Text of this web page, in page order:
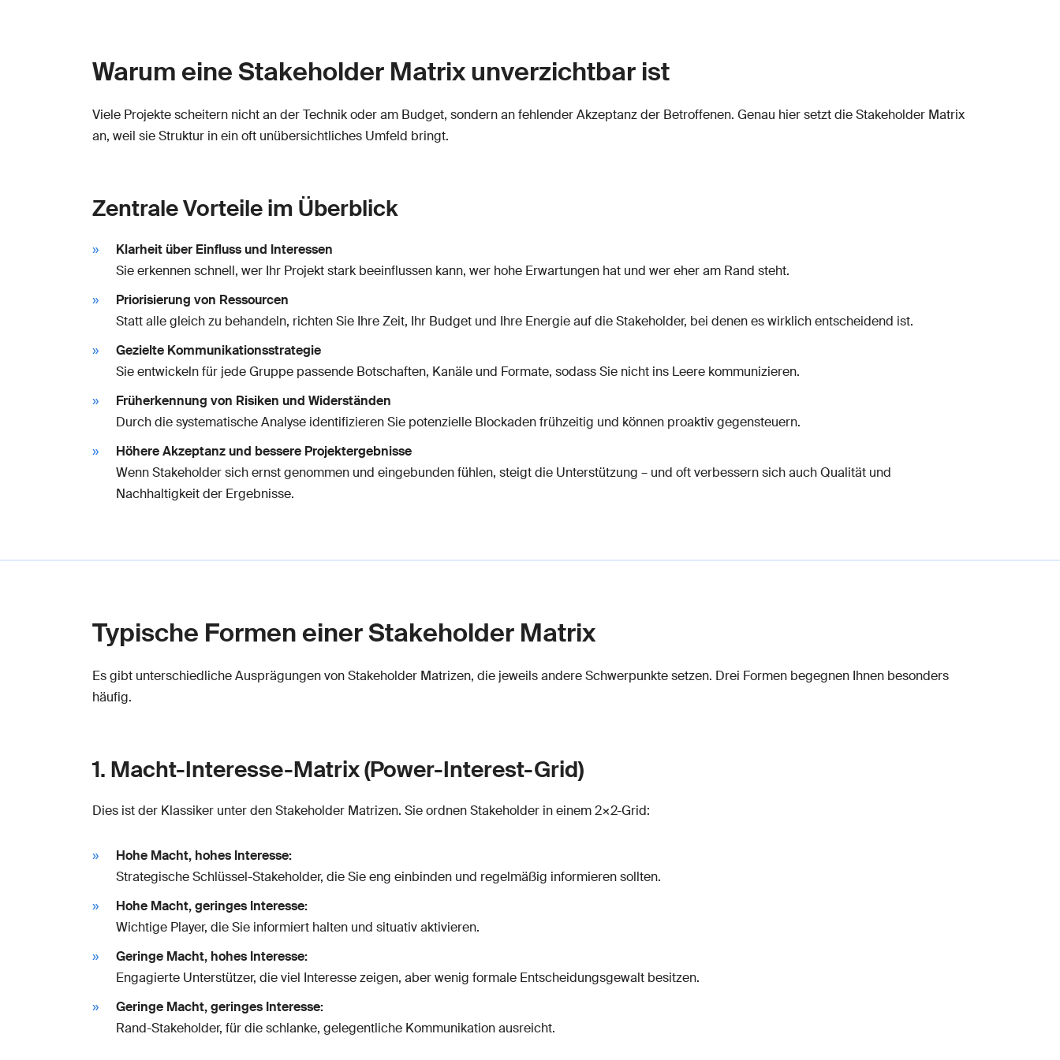
Warum eine Stakeholder Matrix unverzichtbar ist
Viele Projekte scheitern nicht an der Technik oder am Budget, sondern an fehlender Akzeptanz der Betroffenen. Genau hier setzt die Stakeholder Matrix
an, weil sie Struktur in ein oft unübersichtliches Umfeld bringt.
Zentrale Vorteile im Überblick
Klarheit über Einfluss und Interessen
Sie erkennen schnell, wer Ihr Projekt stark beeinflussen kann, wer hohe Erwartungen hat und wer eher am Rand steht.
Priorisierung von Ressourcen
Statt alle gleich zu behandeln, richten Sie Ihre Zeit, Ihr Budget und Ihre Energie auf die Stakeholder, bei denen es wirklich entscheidend ist.
Gezielte Kommunikationsstrategie
Sie entwickeln für jede Gruppe passende Botschaften, Kanäle und Formate, sodass Sie nicht ins Leere kommunizieren.
Früherkennung von Risiken und Widerständen
Durch die systematische Analyse identifizieren Sie potenzielle Blockaden frühzeitig und können proaktiv gegensteuern.
Höhere Akzeptanz und bessere Projektergebnisse
Wenn Stakeholder sich ernst genommen und eingebunden fühlen, steigt die Unterstützung – und oft verbessern sich auch Qualität und
Nachhaltigkeit der Ergebnisse.
Typische Formen einer Stakeholder Matrix
Es gibt unterschiedliche Ausprägungen von Stakeholder Matrizen, die jeweils andere Schwerpunkte setzen. Drei Formen begegnen Ihnen besonders
häufig.
1. Macht-Interesse-Matrix (Power-Interest-Grid)
Dies ist der Klassiker unter den Stakeholder Matrizen. Sie ordnen Stakeholder in einem 2×2-Grid:
Hohe Macht, hohes Interesse:
Strategische Schlüssel-Stakeholder, die Sie eng einbinden und regelmäßig informieren sollten.
Hohe Macht, geringes Interesse:
Wichtige Player, die Sie informiert halten und situativ aktivieren.
Geringe Macht, hohes Interesse:
Engagierte Unterstützer, die viel Interesse zeigen, aber wenig formale Entscheidungsgewalt besitzen.
Geringe Macht, geringes Interesse:
Rand-Stakeholder, für die schlanke, gelegentliche Kommunikation ausreicht.